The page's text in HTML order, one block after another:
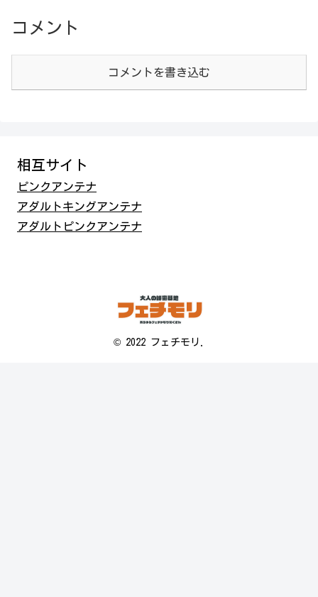
コメント
コメントを書き込む
相互サイト
ピンクアンテナ
アダルトキングアンテナ
アダルトピンクアンテナ
© 2022 フェチモリ.